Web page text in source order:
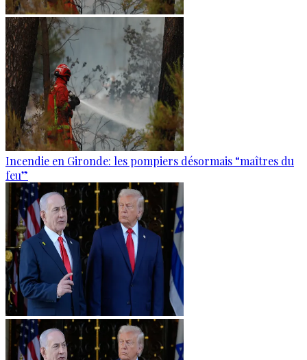
Incendie en Gironde: les pompiers désormais “maîtres du
feu”